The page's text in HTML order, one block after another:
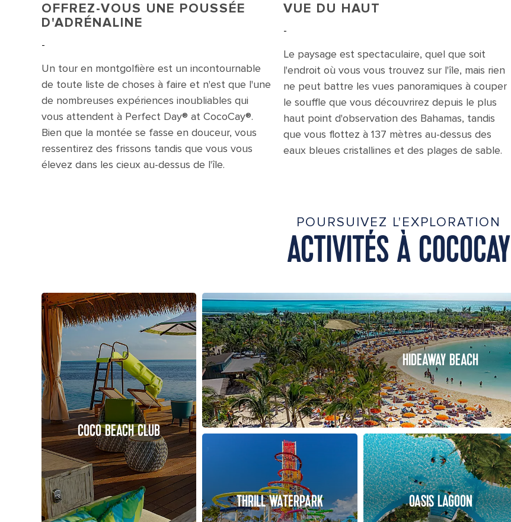
OFFREZ-VOUS UNE POUSSÉE
D'ADRÉNALINE
-
Un tour en montgolfière est un incontournable
de toute liste de choses à faire et n'est que l'une
de nombreuses expériences inoubliables qui
vous attendent à Perfect Day® at CocoCay®.
Bien que la montée se fasse en douceur, vous
ressentirez des frissons tandis que vous vous
élevez dans les cieux au-dessus de l'île.
VUE DU HAUT
-
Le paysage est spectaculaire, quel que soit
l'endroit où vous vous trouvez sur l'île, mais rien
ne peut battre les vues panoramiques à couper
le souffle que vous découvrirez depuis le plus
haut point d'observation des Bahamas, tandis
que vous flottez à 137 mètres au-dessus des
eaux bleues cristallines et des plages de sable.
POURSUIVEZ L'EXPLORATION
ACTIVITÉS À COCOCAY
COCO BEACH CLUB
HIDEAWAY BEACH
THRILL WATERPARK OASIS LAGOON